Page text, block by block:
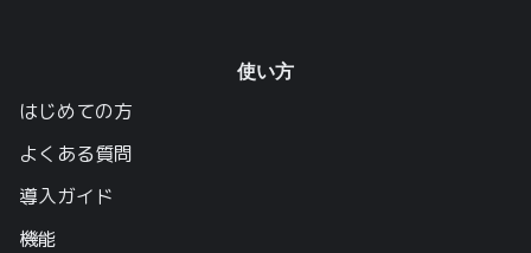
使い方
はじめての方
よくある質問
導入ガイド
機能